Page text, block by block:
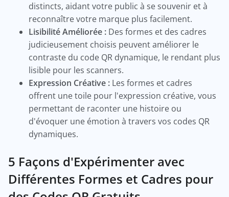
distincts, aidant votre public à se souvenir et à
reconnaître votre marque plus facilement.
Lisibilité Améliorée : Des formes et des cadres
judicieusement choisis peuvent améliorer le
contraste du code QR dynamique, le rendant plus
lisible pour les scanners.
Expression Créative : Les formes et cadres
offrent une toile pour l'expression créative, vous
permettant de raconter une histoire ou
d'évoquer une émotion à travers vos codes QR
dynamiques.
5 Façons d'Expérimenter avec
Différentes Formes et Cadres pour